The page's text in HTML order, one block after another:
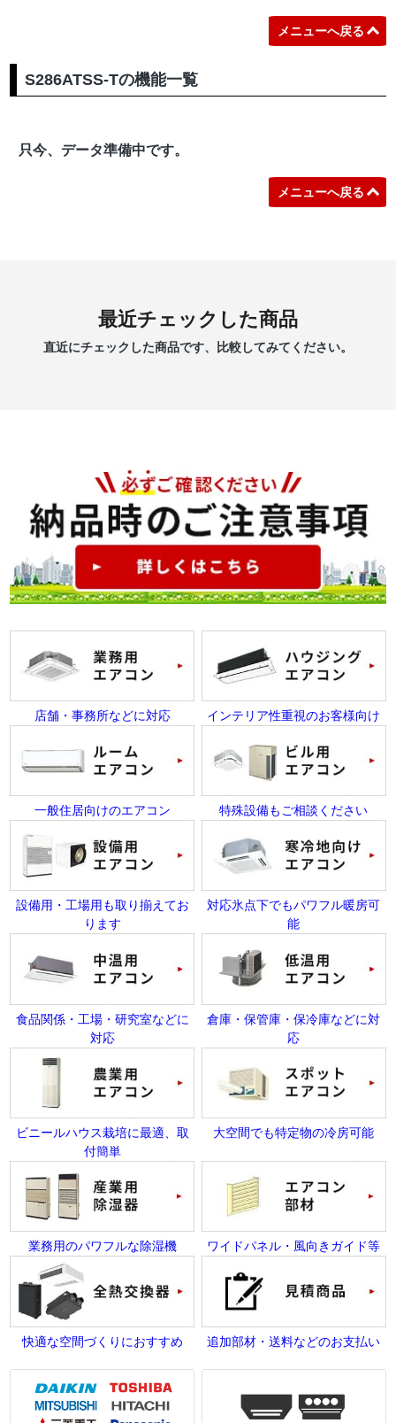
メニューへ戻る
S286ATSS-Tの機能一覧
只今、データ準備中です。
メニューへ戻る
最近チェックした商品
直近にチェックした商品です、比較してみてください。
店舗・事務所などに対応 インテリア性重視のお客様向け
一般住居向けのエアコン 特殊設備もご相談ください
設備用・工場用も取り揃えてお
ります
対応氷点下でもパワフル暖房可
能
食品関係・工場・研究室などに
対応
倉庫・保管庫・保冷庫などに対
応
ビニールハウス栽培に最適、取
付簡単
大空間でも特定物の冷房可能
業務用のパワフルな除湿機 ワイドパネル・風向きガイド等
快適な空間づくりにおすすめ 追加部材・送料などのお支払い